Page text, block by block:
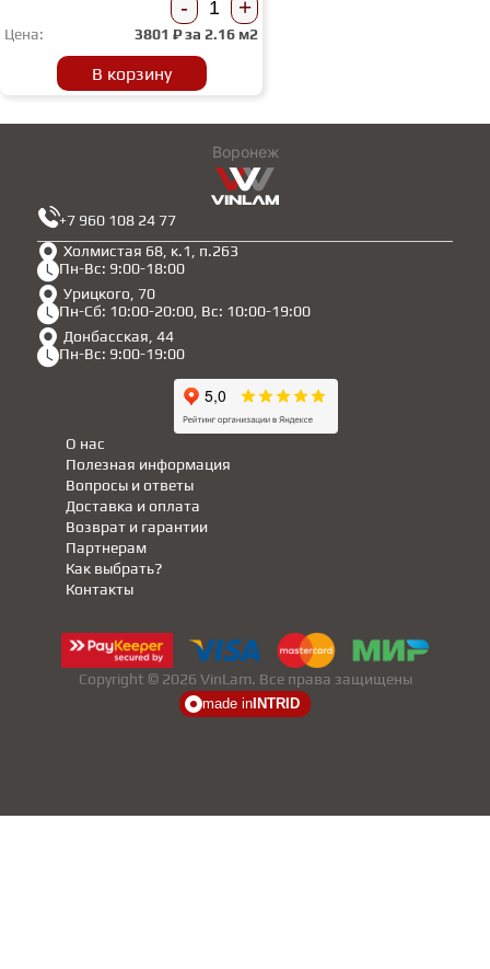
- +
Цена: 3801 ₽ за 2.16 м2
В корзину
Воронеж
Холмистая 68, к.1, п.263
Пн-Вс: 9:00-18:00
Урицкого, 70
Пн-Сб: 10:00-20:00, Вс: 10:00-19:00
Донбасская, 44
Пн-Вс: 9:00-19:00
+7 960 108 24 77
Полезная информация
Партнерам
Вопросы и ответы
Доставка и оплата
Возврат и гарантии
Как выбрать?
О нас
Контакты
Copyright © 2026 VinLam. Все права защищены
made in INTRID